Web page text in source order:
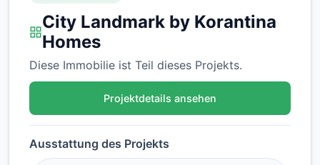
City Landmark by Korantina
Homes
Diese Immobilie ist Teil dieses Projekts.
Projektdetails ansehen
Ausstattung des Projekts